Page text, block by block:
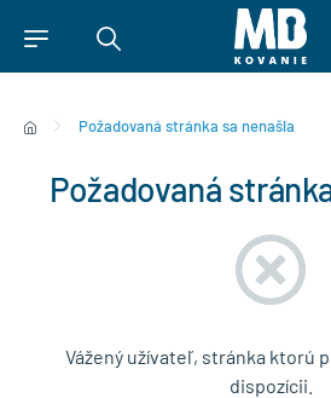
Požadovaná stránka sa nenašla
Požadovaná
Vážený užívateľ, stránka ktorú
dispozícii.